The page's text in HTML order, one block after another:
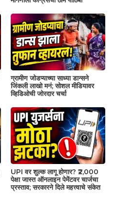
ग्रामीण जोडप्याच्या साध्या डान्सने
जिंकली लाखो मनं; सोशल मीडियावर
व्हिडिओची जोरदार चर्चा
UPI वर शुल्क लागू होणार? ₹2,000
पेक्षा जास्त ऑनलाइन पेमेंटवर चार्जचा
प्रस्ताव; सरकारने दिले महत्त्वाचे संकेत